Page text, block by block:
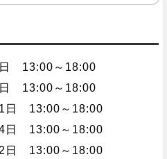
日 13:00～18:00
日 13:00～18:00
日 13:00～18:00
日 13:00～18:00
日 13:00～18:00